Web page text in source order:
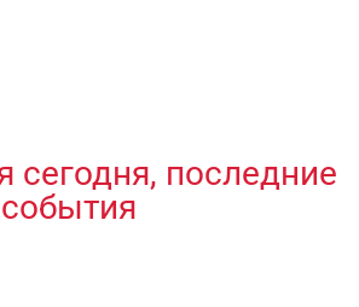
сегодня, последние